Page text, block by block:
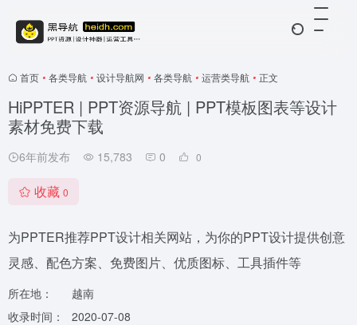
首页 • 各类导航 • 设计导航网 • 各类导航 • 运营类导航 • 正文
HiPPTER | PPT资源导航 | PPT模板图表等设计
素材免费下载
6年前发布 15,783 0 0
收藏 0
为PPTER推荐PPT设计相关网站，为你的PPT设计提供创意
灵感、配色方案、免费图片、优质图标、工具插件等
所在地：
越南
收录时间：
2020-07-08